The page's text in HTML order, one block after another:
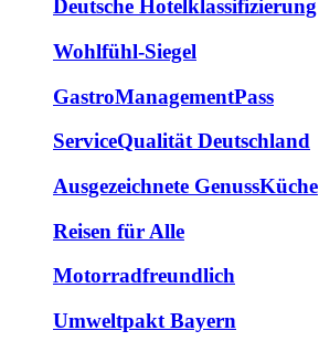
Deutsche Hotelklassifizierung
Wohlfühl-Siegel
GastroManagementPass
ServiceQualität Deutschland
Ausgezeichnete GenussKüche
Reisen für Alle
Motorradfreundlich
Umweltpakt Bayern